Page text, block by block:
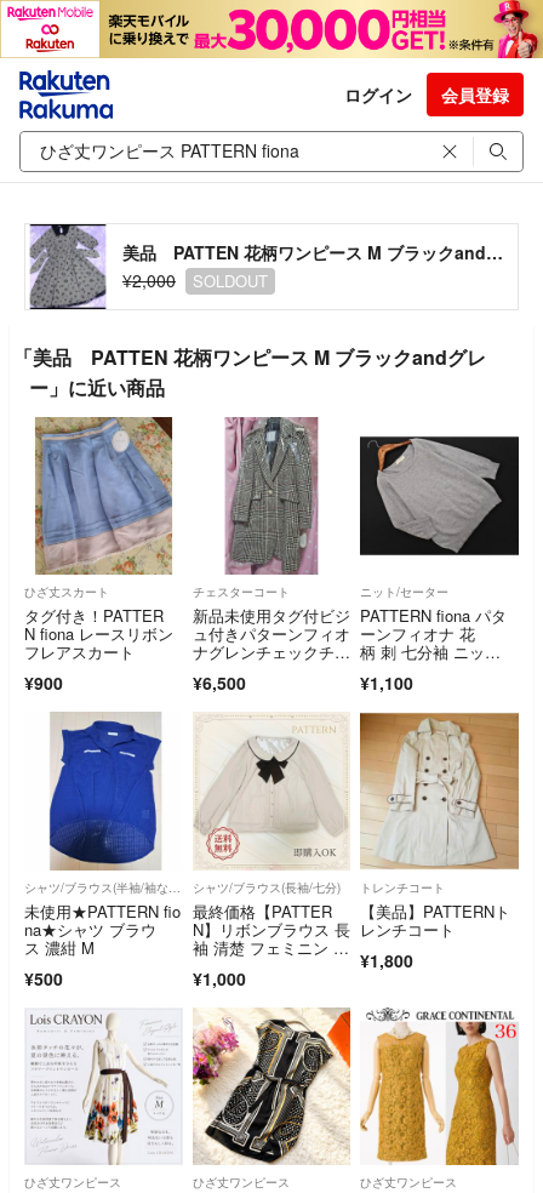
ログイン 会員登録
美品 PATTEN 花柄ワンピース M ブラックandグレー
¥2,000
SOLDOUT
「美品 PATTEN 花柄ワンピース M ブラックandグレ
ー」に近い商品
ひざ丈スカート
タグ付き！PATTER
N fiona レースリボン
フレアスカート
¥900
チェスターコート
新品未使用タグ付ビジ
ュ付きパターンフィオ
ナグレンチェックチェ
¥6,500
ニット/セーター
PATTERN fiona パタ
ーンフィオナ 花
柄 刺 七分袖 ニッ
レー ■◇ レディース
¥1,100
シャツ/ブラウス(半袖/袖なし)
未使用★PATTERN fio
na★シャツ ブラウ
ス 濃紺 M
¥500
シャツ/ブラウス(長袖/七分)
最終価格【PATTER
N】リボンブラウス 長
袖 清楚 フェミニン 刺
¥1,000
トレンチコート
【美品】PATTERNト
レンチコート
¥1,800
ひざ丈ワンピース ひざ丈ワンピース ひざ丈ワンピース